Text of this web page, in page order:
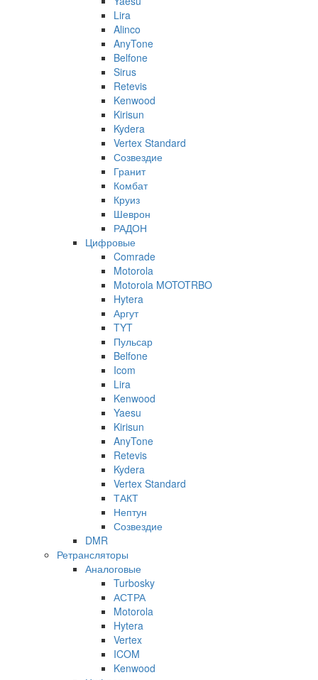
Lira
Alinco
AnyTone
Belfone
Sirus
Retevis
Kenwood
Kirisun
Kydera
Vertex Standard
Созвездие
Гранит
Комбат
Круиз
Шеврон
РАДОН
Цифровые
Comrade
Motorola
Motorola MOTOTRBO
Hytera
Аргут
TYT
Пульсар
Belfone
Icom
Lira
Kenwood
Yaesu
Kirisun
AnyTone
Retevis
Kydera
Vertex Standard
ТАКТ
Нептун
Созвездие
DMR
Ретрансляторы
Аналоговые
Turbosky
АСТРА
Motorola
Hytera
Vertex
ICOM
Kenwood